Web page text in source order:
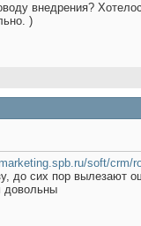
внедрения?
)
soft/crm/
до сих пор вылезают
довольны